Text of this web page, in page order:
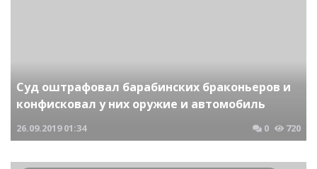
Суд оштрафовал барабинских браконьеров и
конфисковал у них оружие и автомобиль
26.09.2019 01:34 0 720